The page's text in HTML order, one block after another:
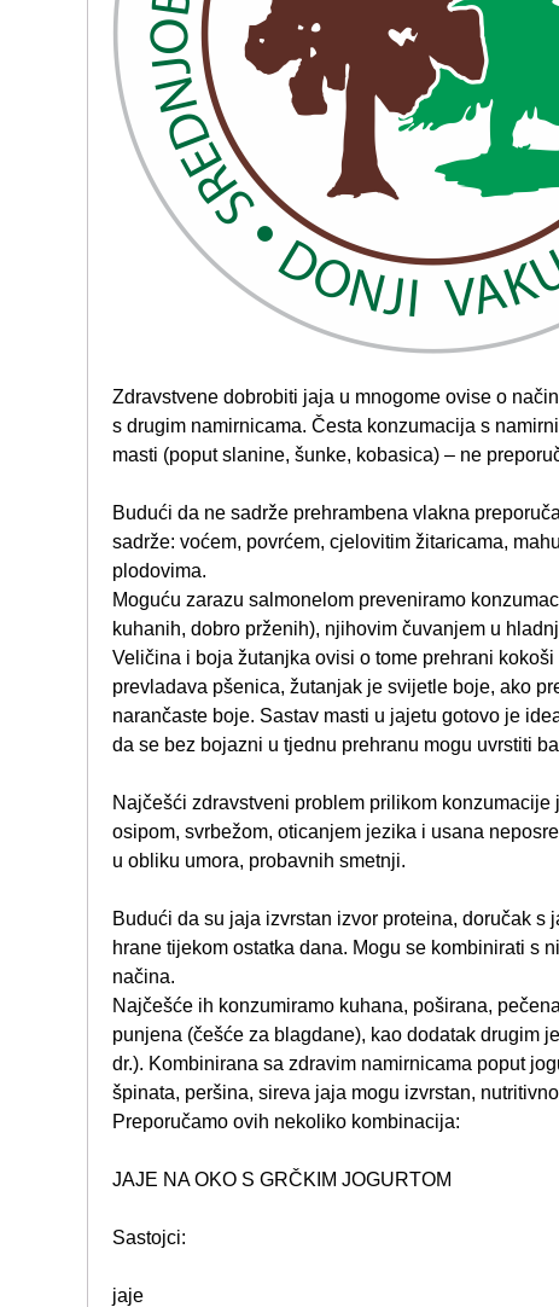
Zdravstvene dobrobiti jaja u mnogome ovise o
s drugim namirnicama. Česta konzumacija s
masti (poput slanine, šunke, kobasica) – ne
Budući da ne sadrže prehrambena vlakna
sadrže: voćem, povrćem, cjelovitim žitaricama,
plodovima.
Moguću zarazu salmonelom preveniramo
kuhanih, dobro prženih), njihovim čuvanjem u
Veličina i boja žutanjka ovisi o tome prehrani
prevladava pšenica, žutanjak je svijetle boje, ako
narančaste boje. Sastav masti u jajetu gotovo je
da se bez bojazni u tjednu prehranu mogu uvrstiti
Najčešći zdravstveni problem prilikom
osipom, svrbežom, oticanjem jezika i usana
u obliku umora, probavnih smetnji.
Budući da su jaja izvrstan izvor proteina, doručak
hrane tijekom ostatka dana. Mogu se kombinirati s
načina.
Najčešće ih konzumiramo kuhana, poširana,
punjena (češće za blagdane), kao dodatak drugim
dr.). Kombinirana sa zdravim namirnicama poput
špinata, peršina, sireva jaja mogu izvrstan,
Preporučamo ovih nekoliko kombinacija:
JAJE NA OKO S GRČKIM JOGURTOM
Sastojci:
jaje